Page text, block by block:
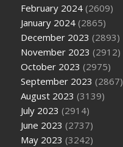
February 2024 (2609)
January 2024 (2865)
December 2023 (2893)
November 2023 (2912)
October 2023 (2975)
September 2023 (2867)
August 2023 (3139)
July 2023 (2914)
June 2023 (2737)
May 2023 (3242)